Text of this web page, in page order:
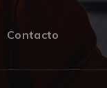
Contacto